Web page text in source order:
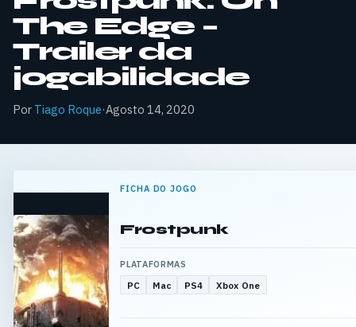
The Edge –
Trailer da
jogabilidade
Por Tiago Roque·Agosto 14, 2020
FICHA DO JOGO
Frostpunk
PLATAFORMAS
PC Mac PS4 Xbox One